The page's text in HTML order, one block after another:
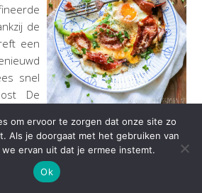
de
een
snel
De
niets
Open je net je ogen na een
hele gezellige avond en hebt
je behoefte aan een anti-
katerontbijt? Maak dan deze
om ervoor te zorgen dat onze site zo
Als je doorgaat met het gebruiken van
ervan uit dat je ermee instemt.
Ok